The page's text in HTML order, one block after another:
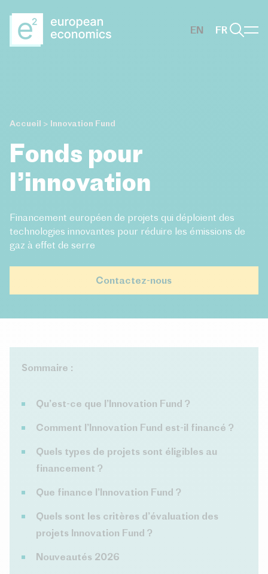
EN
FR
Accueil > Innovation Fund
Fonds pour
l’innovation
Financement européen de projets qui déploient des
technologies innovantes pour réduire les émissions de
gaz à effet de serre
Contactez-nous
Sommaire :
Qu’est-ce que l’Innovation Fund ?
Comment l’Innovation Fund est-il financé ?
Quels types de projets sont éligibles au
financement ?
Que finance l’Innovation Fund ?
Quels sont les critères d’évaluation des
projets Innovation Fund ?
Nouveautés 2026